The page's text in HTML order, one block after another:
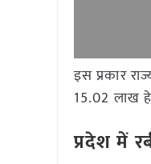
इस प्रकार
15.02 लाख
प्रदेश में